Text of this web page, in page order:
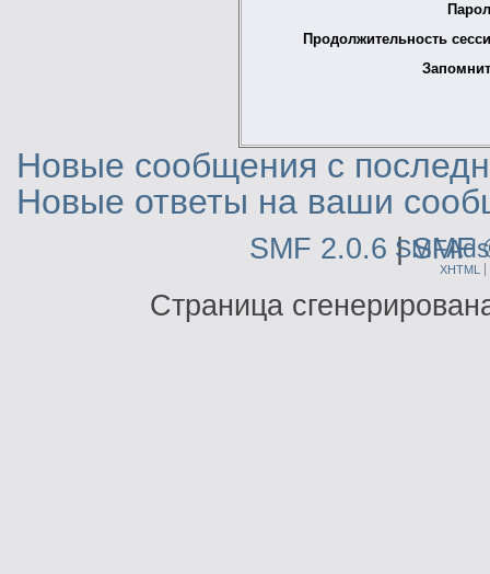
Продолжительность
Новые сообщения с
Новые ответы на ваши
SMF 2.0.6 |SMF
SMFAds
XHTML
Страница